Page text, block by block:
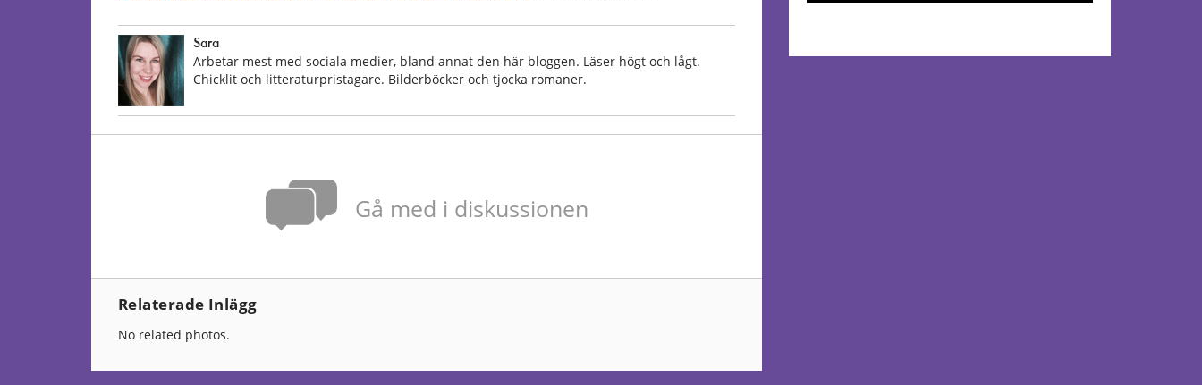
Sara
Arbetar mest med sociala medier, bland annat den här bloggen. Läser högt och lågt.
Chicklit och litteraturpristagare. Bilderböcker och tjocka romaner.
Gå med i diskussionen
Relaterade Inlägg
No related photos.